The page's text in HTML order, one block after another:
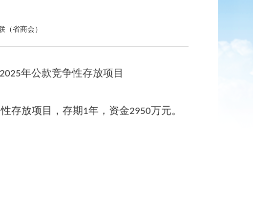
（省商会）
2025年公款竞争性存放项目
存放项目，存期1年 ，资金2950万元。